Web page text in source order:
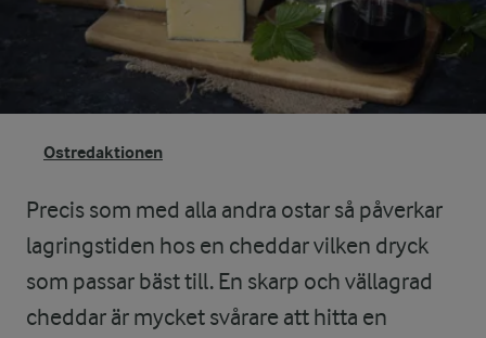
Ostredaktionen
Precis som med alla andra ostar så påverkar
lagringstiden hos en cheddar vilken dryck
som passar bäst till. En skarp och vällagrad
cheddar är mycket svårare att hitta en